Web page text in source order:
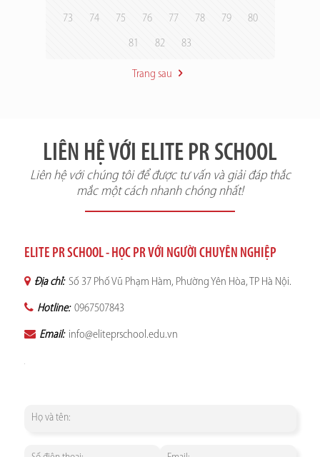
73 74 75 76 77 78 79 80
81 82 83
Trang sau
LIÊN HỆ VỚI ELITE PR SCHOOL
Liên hệ với chúng tôi để được tư vấn và giải đáp thắc
mắc một cách nhanh chóng nhất!
ELITE PR SCHOOL - HỌC PR VỚI NGƯỜI CHUYÊN NGHIỆP
Địa chỉ: Số 37 Phố Vũ Phạm Hàm, Phường Yên Hòa, TP Hà Nội.
Hotline: 0967507843
Email: info@eliteprschool.edu.vn